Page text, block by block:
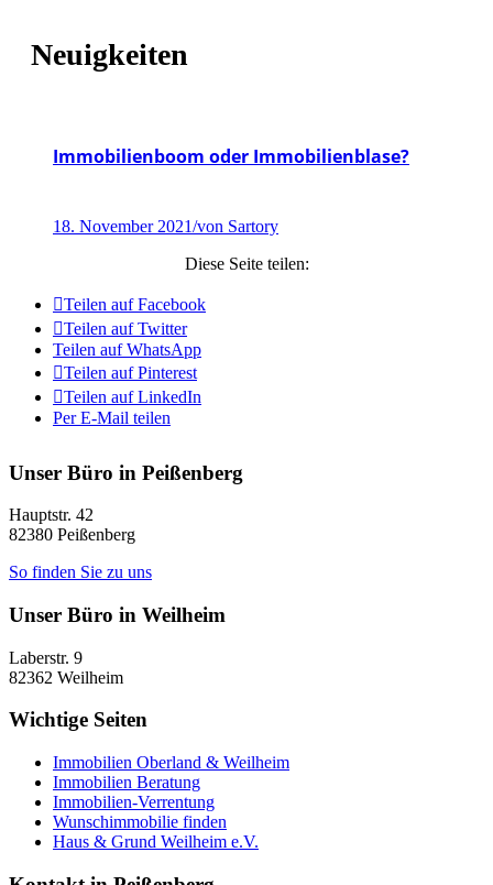
Neuigkeiten
Immobilienboom oder Immobilienblase?
18. November 2021/von Sartory
Diese Seite teilen:
Teilen auf Facebook
Teilen auf Twitter
Teilen auf WhatsApp
Teilen auf Pinterest
Teilen auf LinkedIn
Per E-Mail teilen
Unser Büro in Peißenberg
Hauptstr. 42
82380 Peißenberg
So finden Sie zu uns
Unser Büro in Weilheim
Laberstr. 9
82362 Weilheim
Wichtige Seiten
Immobilien Oberland & Weilheim
Immobilien Beratung
Immobilien-Verrentung
Wunschimmobilie finden
Haus & Grund Weilheim e.V.